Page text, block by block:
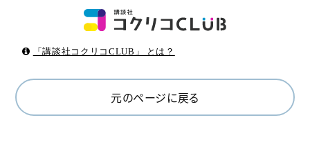
「講談社コクリコCLUB」 とは？
元のページに戻る